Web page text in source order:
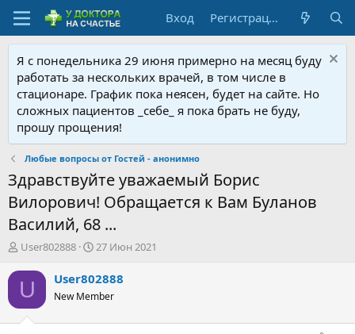
Вход Регистрация
Я с понедельника 29 июня примерно на месяц буду
работать за нескольких врачей, в том числе в
стационаре. График пока неясен, будет на сайте. Но
сложных пациентов _себе_ я пока брать не буду,
прошу прощения!
Любые вопросы от Гостей - анонимно
Здравствуйте уважаемый Борис
Вилорович! Обращается к Вам Буланов
Василий, 68 ...
А
т
т
User802888
Д
т
а
н
27 Июн 2021
U User802888
New Member